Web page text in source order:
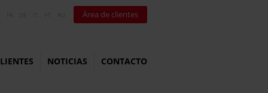
Área de clientes
NOTICIAS CONTACTO